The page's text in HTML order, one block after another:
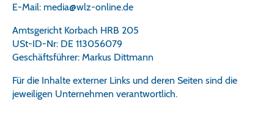
E-Mail: media@wlz-online.de
Amtsgericht Korbach HRB 205
USt-ID-Nr: DE 113056079
Geschäftsführer: Markus Dittmann
Für die Inhalte externer Links und deren Seiten sind die
jeweiligen Unternehmen verantwortlich.